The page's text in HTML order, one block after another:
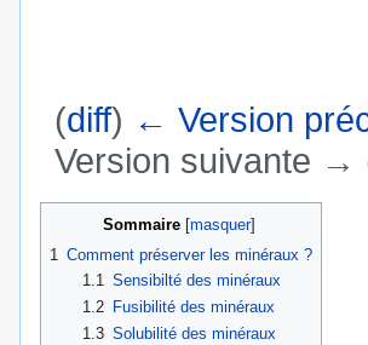
(diff) ← Version
Version suivante →
Sommaire[masquer]
1 Comment préserver les minéraux ?
1.1 Sensibilté des minéraux
1.2
Fusibilité des minéraux
1.3 Solubilité des minéraux